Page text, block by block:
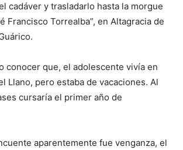
cadáver y trasladarlo hasta la morgue
Francisco Torrealba”, en Altagracia de
conocer que, el adolescente vivía en
Llano, pero estaba de vacaciones. Al
cursaría el primer año de
aparentemente fue venganza, el